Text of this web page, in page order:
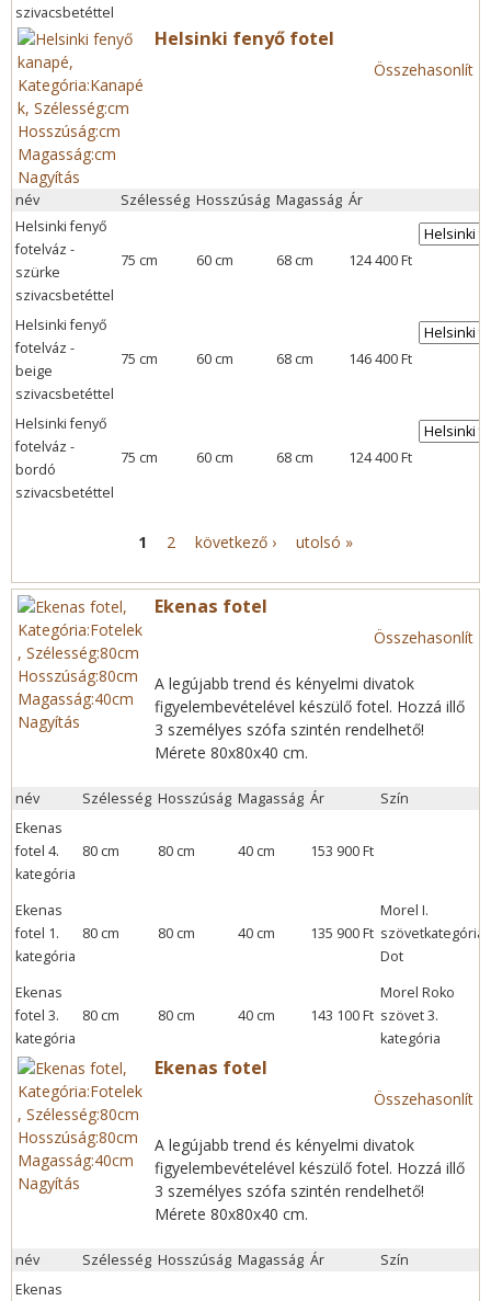
szivacsbetéttel
Nagyítás
Helsinki fenyő fotel
Összehasonlít
név Szélesség Hosszúság Magasság Ár
Helsinki fenyő
fotelváz -
szürke
szivacsbetéttel
75 cm 60 cm 68 cm 124 400 Ft
Helsinki fenyő
fotelváz -
beige
szivacsbetéttel
75 cm 60 cm 68 cm 146 400 Ft
Helsinki fenyő
fotelváz -
bordó
szivacsbetéttel
75 cm 60 cm 68 cm 124 400 Ft
l
d
a
l
k
1 2 következő › utolsó »
Nagyítás
Ekenas fotel
Összehasonlít
A legújabb trend és kényelmi divatok
figyelembevételével készülő fotel. Hozzá illő
3 személyes szófa szintén rendelhető!
Mérete 80x80x40 cm.
név Szélesség Hosszúság Magasság Ár
Szín
Ekenas
fotel 4.
kategória
80 cm 80 cm 40 cm 153 900 Ft
Ekenas
fotel 1.
kategória
80 cm 80 cm 40 cm 135 900 Ft
Morel I.
szövetkategória:
Dot
Ekenas
fotel 3.
kategória
80 cm 80 cm 40 cm 143 100 Ft
Morel Roko
szövet 3.
kategória
Nagyítás
Ekenas fotel
Összehasonlít
A legújabb trend és kényelmi divatok
figyelembevételével készülő fotel. Hozzá illő
3 személyes szófa szintén rendelhető!
Mérete 80x80x40 cm.
név Szélesség Hosszúság Magasság Ár
Szín
Ekenas